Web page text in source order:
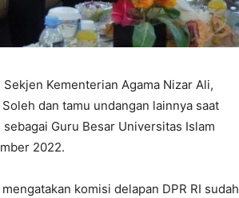
Kementerian Agama Nizar Ali,
dan tamu undangan lainnya saat
Guru Besar Universitas Islam
2022.
komisi delapan DPR RI sudah